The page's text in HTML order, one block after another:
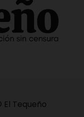
Tequeño